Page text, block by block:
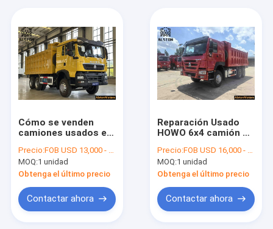
Cómo se venden
camiones usados en
Precio:FOB USD 13,000 - 30,000 PER UNIT
MOQ:1 unidad
Obtenga el último precio
Contactar ahora
Reparación Usado
HOWO 6x4 camión de
Precio:FOB USD 16,000 - 28,000 PER UNIT
MOQ:1 unidad
Obtenga el último precio
Contactar ahora